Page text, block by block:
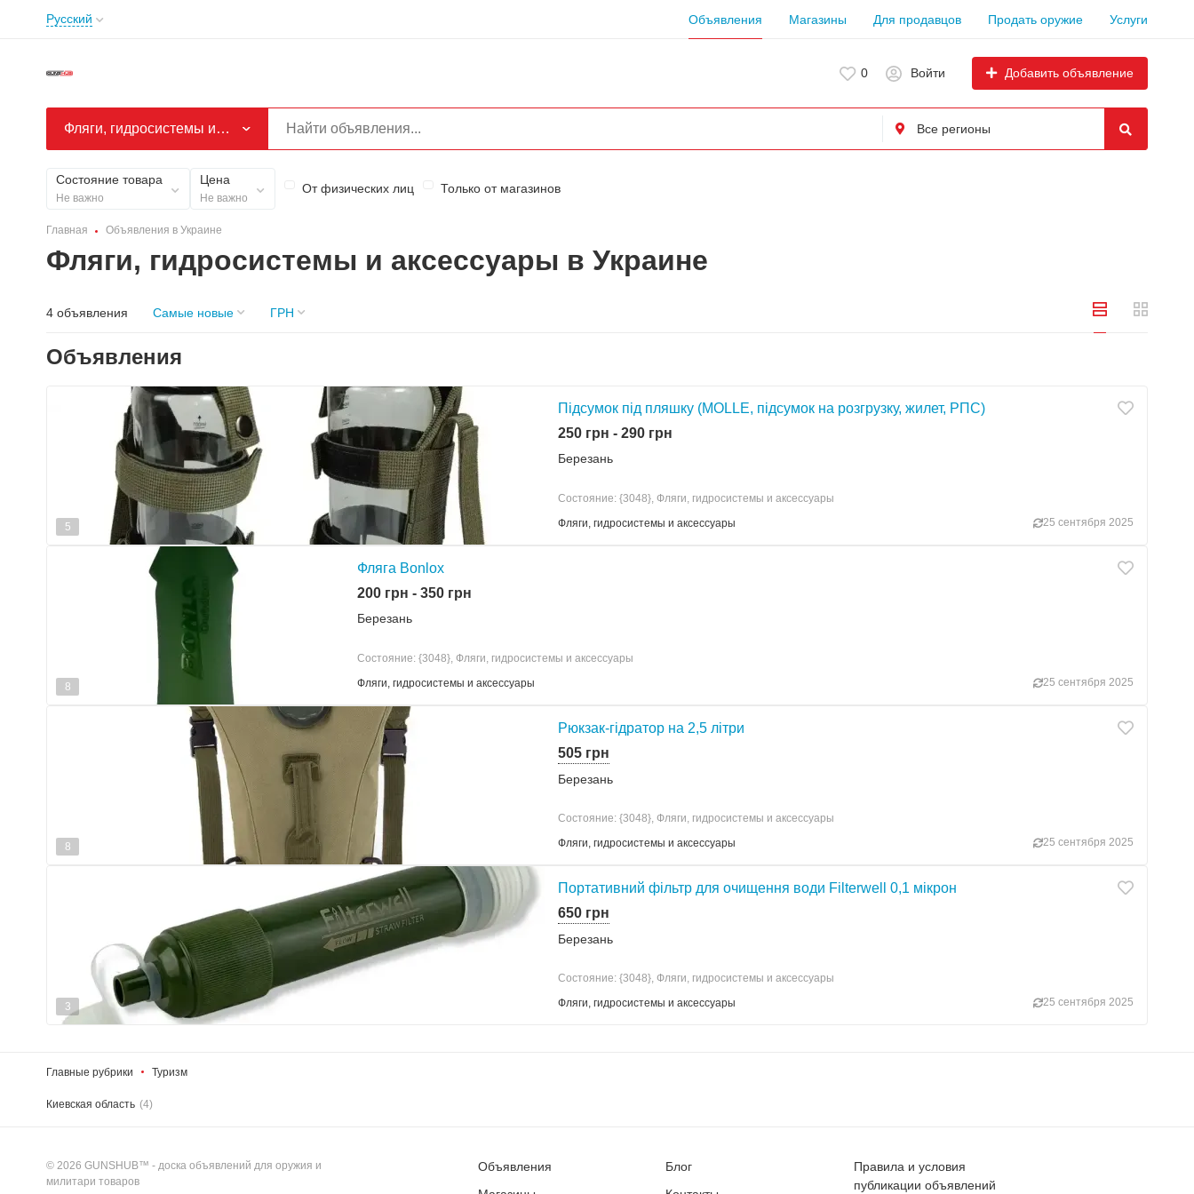
Русский Объявления Магазины Для продавцов Продать оружие Услуги
0 Войти Добавить объявление
Фляги, гидросистемы и аксессуары
Состояние товара
Не важно
Цена
Не важно
От физических лиц Только от магазинов
Главная Объявления в Украине
Фляги, гидросистемы и аксессуары в Украине
4 объявления Самые новые ГРН
Объявления
5
Підсумок під пляшку (MOLLE, підсумок на розгрузку, жилет, РПС)
250 грн - 290 грн
Березань
Состояние: {3048}, Фляги, гидросистемы и аксессуары
Фляги, гидросистемы и аксессуары
25 сентября 2025
8
Фляга Bonlox
200 грн - 350 грн
Березань
Состояние: {3048}, Фляги, гидросистемы и аксессуары
Фляги, гидросистемы и аксессуары
25 сентября 2025
8
Рюкзак-гідратор на 2,5 літри
505 грн
Березань
Состояние: {3048}, Фляги, гидросистемы и аксессуары
Фляги, гидросистемы и аксессуары
25 сентября 2025
3
Портативний фільтр для очищення води Filterwell 0,1 мікрон
650 грн
Березань
Состояние: {3048}, Фляги, гидросистемы и аксессуары
Фляги, гидросистемы и аксессуары
25 сентября 2025
Главные рубрики Туризм
Киевская область (4)
© 2026 GUNSHUB™ - доска объявлений для оружия и
милитари товаров
Объявления
Блог
Правила и условия
публикации объявлений